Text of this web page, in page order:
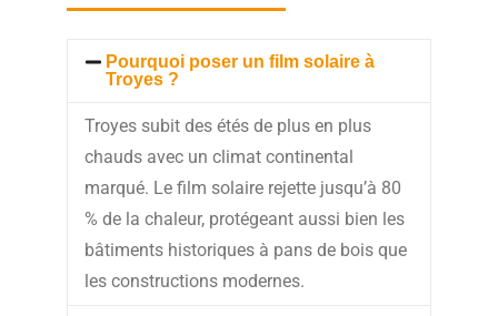
Pourquoi poser un film solaire à
Troyes ?
Troyes subit des étés de plus en plus
chauds avec un climat continental
marqué. Le film solaire rejette jusqu’à 80
% de la chaleur, protégeant aussi bien les
bâtiments historiques à pans de bois que
les constructions modernes.